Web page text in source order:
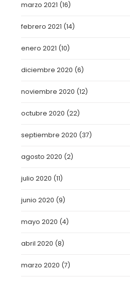
marzo 2021 (16)
febrero 2021 (14)
enero 2021 (10)
diciembre 2020 (6)
noviembre 2020 (12)
octubre 2020 (22)
septiembre 2020 (37)
agosto 2020 (2)
julio 2020 (11)
junio 2020 (9)
mayo 2020 (4)
abril 2020 (8)
marzo 2020 (7)